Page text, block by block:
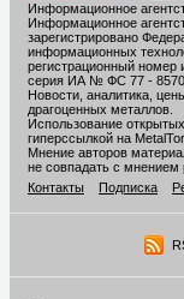
Информационное
Информационное
зарегистрировано
информационных
регистрационный номер
серия ИА № ФС 77 -
Новости, аналитика,
драгоценных металлов.
Использование
гиперссылкой на
Мнение авторов
не совпадать с мнением
Контакты
Подписка